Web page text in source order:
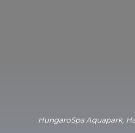
HungaroSpa Aquapark,